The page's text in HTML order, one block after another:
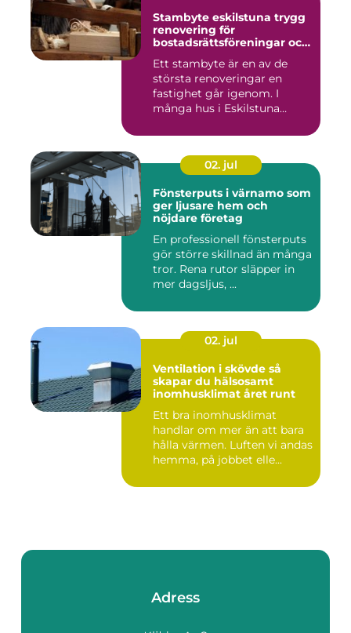
Stambyte eskilstuna trygg
renovering för
bostadsrättsföreningar och
Ett stambyte är en av de
största renoveringar en
fastighet går igenom. I
många hus i Eskilstuna
02. jul
Fönsterputs i värnamo som
ger ljusare hem och
nöjdare företag
En professionell fönsterputs
gör större skillnad än många
tror. Rena rutor släpper in
mer dagsljus, ...
02. jul
Ventilation i skövde så
skapar du hälsosamt
inomhusklimat året runt
Ett bra inomhusklimat
handlar om mer än att bara
hålla värmen. Luften vi andas
hemma, på jobbet elle...
Adress